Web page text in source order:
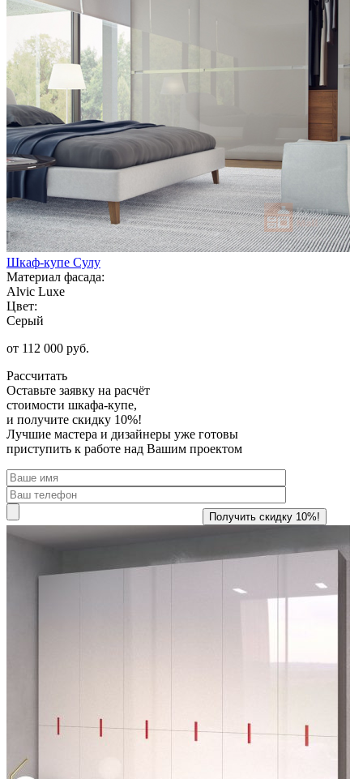
Шкаф-купе Сулу
Материал фасада:
Alvic Luxe
Цвет:
Серый
от 112 000 руб.
Рассчитать
Оставьте заявку на расчёт
стоимости шкафа-купе,
и получите скидку 10%!
Лучшие мастера и дизайнеры уже готовы
приступить к работе над Вашим проектом